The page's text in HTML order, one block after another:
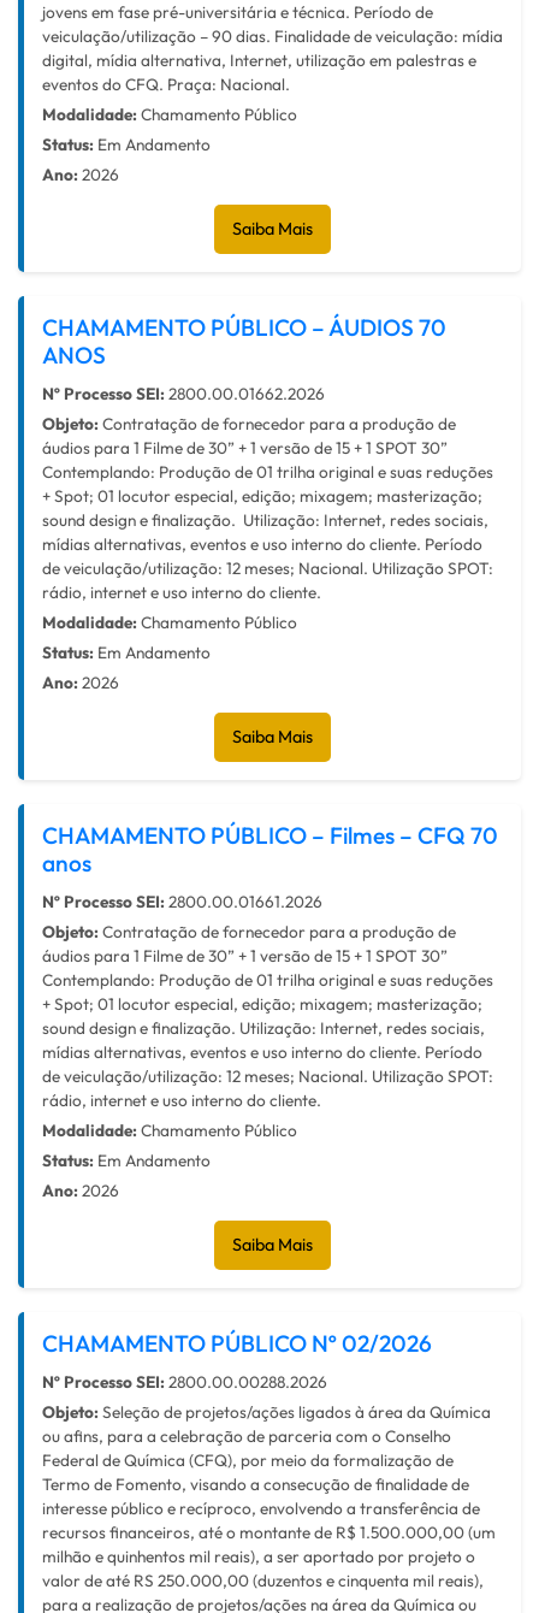
jovens em fase pré-universitária e técnica. Período de
veiculação/utilização – 90 dias. Finalidade de veiculação: mídia
digital, mídia alternativa, Internet, utilização em palestras e
eventos do CFQ. Praça: Nacional.
Modalidade: Chamamento Público
Status: Em Andamento
Ano: 2026
Saiba Mais
CHAMAMENTO PÚBLICO – ÁUDIOS 70
ANOS
Nº Processo SEI: 2800.00.01662.2026
Objeto: Contratação de fornecedor para a produção de
áudios para 1 Filme de 30” + 1 versão de 15 + 1 SPOT 30”
Contemplando: Produção de 01 trilha original e suas reduções
+ Spot; 01 locutor especial, edição; mixagem; masterização;
sound design e finalização. Utilização: Internet, redes sociais,
mídias alternativas, eventos e uso interno do cliente. Período
de veiculação/utilização: 12 meses; Nacional. Utilização SPOT:
rádio, internet e uso interno do cliente.
Modalidade: Chamamento Público
Status: Em Andamento
Ano: 2026
Saiba Mais
CHAMAMENTO PÚBLICO – Filmes – CFQ 70
anos
Nº Processo SEI: 2800.00.01661.2026
Objeto: Contratação de fornecedor para a produção de
áudios para 1 Filme de 30” + 1 versão de 15 + 1 SPOT 30”
Contemplando: Produção de 01 trilha original e suas reduções
+ Spot; 01 locutor especial, edição; mixagem; masterização;
sound design e finalização. Utilização: Internet, redes sociais,
mídias alternativas, eventos e uso interno do cliente. Período
de veiculação/utilização: 12 meses; Nacional. Utilização SPOT:
rádio, internet e uso interno do cliente.
Modalidade: Chamamento Público
Status: Em Andamento
Ano: 2026
Saiba Mais
CHAMAMENTO PÚBLICO Nº 02/2026
Nº Processo SEI: 2800.00.00288.2026
Objeto: Seleção de projetos/ações ligados à área da Química
ou afins, para a celebração de parceria com o Conselho
Federal de Química (CFQ), por meio da formalização de
Termo de Fomento, visando a consecução de finalidade de
interesse público e recíproco, envolvendo a transferência de
recursos financeiros, até o montante de R$ 1.500.000,00 (um
milhão e quinhentos mil reais), a ser aportado por projeto o
valor de até RS 250.000,00 (duzentos e cinquenta mil reais),
para a realização de projetos/ações na área da Química ou